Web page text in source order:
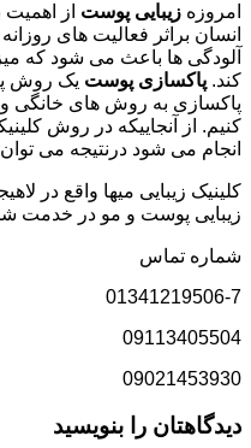
امروزه زیبایی پوست از
انسان براثر فعالیت های
آلودگی ها باعث می شود که
کند. پاکسازی پوست یک روش
پاکسازی به روش های خانگی
کنیم. از آنجاییکه در روش
انجام می شود درنتیجه می
کلینیک زیبایی میها واقع در
زیبایی پوست و مو در خدمت
شماره تماس
01341219506-7
09113405504
09021453930
دیدگاهتان را بنویسید